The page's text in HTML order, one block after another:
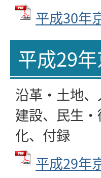
平成30年
平成29
沿革・土地
建設、民生
化、付録
平成29年